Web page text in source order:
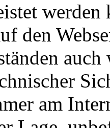
werden
den
auch
am